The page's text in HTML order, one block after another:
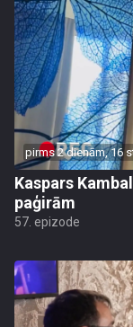
pirms 2 dienām, 16
Kaspars
paģirām
57. epizode